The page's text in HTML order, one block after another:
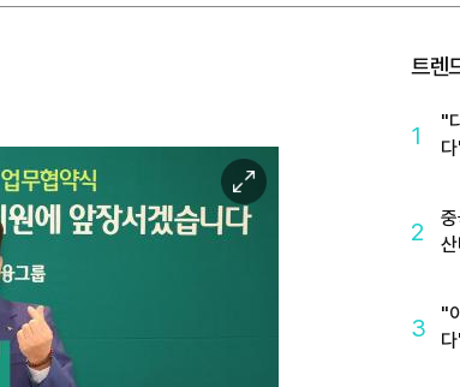
이
미
지
트렌
1
"
2
3
"